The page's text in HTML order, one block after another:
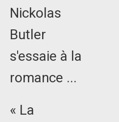
Nickolas
Butler
s'essaie à la
romance ...
« La